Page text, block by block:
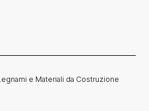
e Materiali da Costruzione